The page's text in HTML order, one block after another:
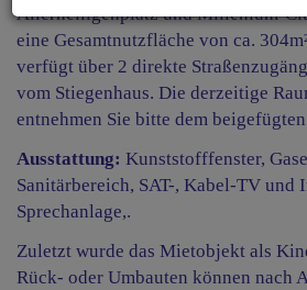
Allerheiligenplatz und Millenium-
eine Gesamtnutzfläche von ca.
verfügt über 2 direkte
vom Stiegenhaus. Die derzeitige
entnehmen Sie bitte dem
Ausstattung: Kunststofffenster,
Sanitärbereich, SAT-, Kabel-TV und
Sprechanlage,.
Zuletzt wurde das Mietobjekt als
Rück- oder Umbauten können nach